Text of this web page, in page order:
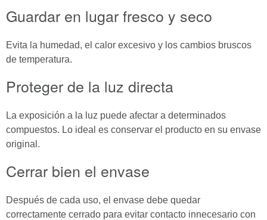
Guardar en lugar fresco y seco
Evita la humedad, el calor excesivo y los cambios bruscos
de temperatura.
Proteger de la luz directa
La exposición a la luz puede afectar a determinados
compuestos. Lo ideal es conservar el producto en su envase
original.
Cerrar bien el envase
Después de cada uso, el envase debe quedar
correctamente cerrado para evitar contacto innecesario con